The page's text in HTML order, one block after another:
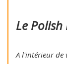
Le
A l'intérieur de